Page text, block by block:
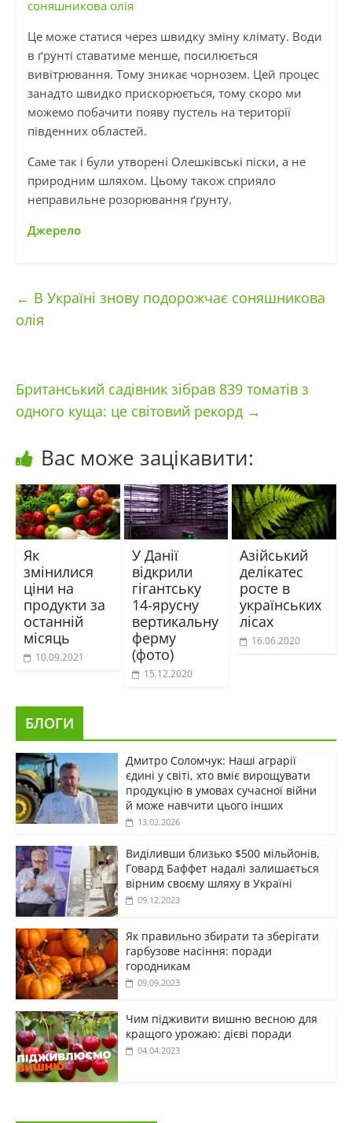
соняшникова олія
Це може статися через швидку зміну клімату. Води
в ґрунті ставатиме менше, посилюється
вивітрювання. Тому зникає чорнозем. Цей процес
занадто швидко прискорюється, тому скоро ми
можемо побачити появу пустель на території
південних областей.
Саме так і були утворені Олешківські піски, а не
природним шляхом. Цьому також сприяло
неправильне розорювання ґрунту.
Джерело
← В Україні знову подорожчає соняшникова
олія
Британський садівник зібрав 839 томатів з
одного куща: це світовий рекорд →
Вас може зацікавити:
Як
змінилися
ціни на
продукти за
останній
місяць
10.09.2021
У Данії
відкрили
гігантську
14-ярусну
вертикальну
ферму
(фото)
15.12.2020
Азійський
делікатес
росте в
українських
лісах
16.06.2020
БЛОГИ
Дмитро Соломчук: Наші аграрії
єдині у світі, хто вміє вирощувати
продукцію в умовах сучасної війни
й може навчити цього інших
13.02.2026
Виділивши близько $500 мільйонів,
Говард Баффет надалі залишається
вірним своєму шляху в Україні
09.12.2023
Як правильно збирати та зберігати
гарбузове насіння: поради
городникам
09.09.2023
Чим підживити вишню весною для
кращого урожаю: дієві поради
04.04.2023